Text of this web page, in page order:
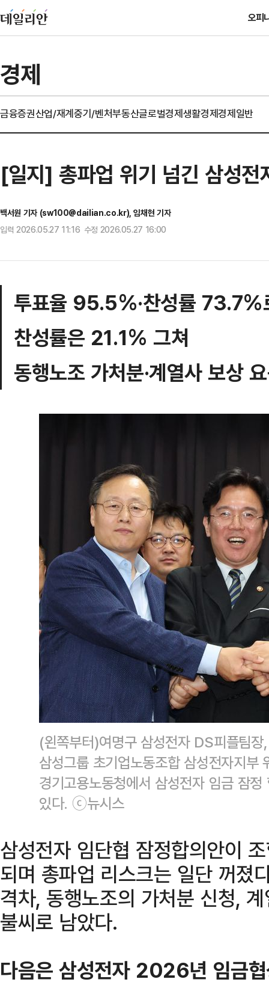
오피
경제
금융증권산업/재계중기/벤처부동산글로벌경제생활경제경제일반
[일지] 총파업 위기 넘긴 삼성
백서원 기자 (sw100@dailian.co.kr), 임채현 기자
입력 2026.05.27 11:16 수정 2026.05.27 16:00
투표율 95.5%·찬성률 73.7%
찬성률은 21.1% 그쳐
동행노조 가처분·계열사 보상
(왼쪽부터)여명구 삼성전자 DS피플팀
삼성그룹 초기업노동조합 삼성전자지
경기고용노동청에서 삼성전자 임금 잠
있다. ⓒ뉴시스
삼성전자 임단협 잠정합의안이
되며 총파업 리스크는 일단 꺼졌
격차, 동행노조의 가처분 신청,
불씨로 남았다.
다음은 삼성전자 2026년 임금